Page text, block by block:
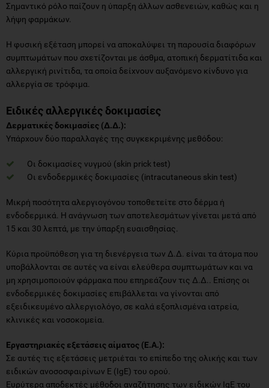
Σημαντικό ρόλο παίζουν η ύπαρξη άλλων ασθενειών, καθώς και η
λήψη φαρμάκων.
Η φυσική εξέταση μπορεί να αποκαλύψει τη παρουσία διαφόρων
συμπτωμάτων που σχετίζονται με άσθμα, ατοπική δερματίτιδα και
αλλεργική ρινίτιδα, τα οποία δείχνουν αυξανόμενο κίνδυνο για
αλλεργία σε τρόφιμα.
Ειδικές αλλεργικές δοκιμασίες
Δερματικές δοκιμασίες (Δ.Δ.):
Υπάρχουν δύο παραλλαγές της συγκεκριμένης μεθόδου:
Οι δοκιμασίες νυγμού (skin prick test)
Οι ενδοδερμικές δοκιμασίες (intracutaneous skin test)
Μικρή ποσότητα αλεργιογόνου τοποθετείτε στο δέρμα ή
ενδοδερμικά. Η ανάγνωση των αποτελεσμάτων γίνεται μετά από
15 και 30 λεπτά, με την ύπαρξη ευαισθησίας.
Κύρια προϋπόθεση για τη διενέργεια των Δ.Δ. είναι τα άτομα που
υποβάλλονται σε αυτές να είναι ελεύθερα συμπτωμάτων και να
μη χρησιμοποιούν φάρμακα που επηρεάζουν τις Δ.Δ.. Επίσης οι
ενδοδερμικές δοκιμασίες επιβάλλεται να γίνονται από
εξειδικευμένο αλλεργιολόγο, σε καλά εξοπλισμένα ιατρεία,
κλινικές και νοσοκομεία.
Εργαστηριακές εξετάσεις αίματος (Ε.Α.):
Σε αυτές τις εξετάσεις μετριέται το επίπεδο της ολικής και των
ειδικών ανοσοσφαιρίνων Ε (IgE) του ορού.
Ευρύτερα αποδεκτές μέθοδοι αναζήτησης των ειδικών IgE του